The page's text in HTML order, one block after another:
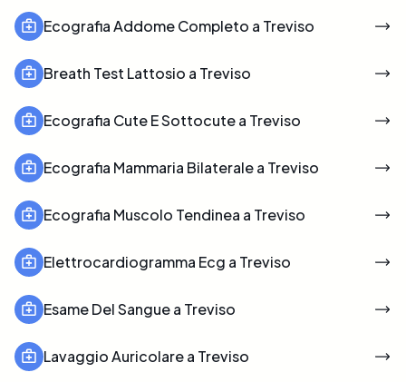
Ecografia Addome Completo a Treviso
Breath Test Lattosio a Treviso
Ecografia Cute E Sottocute a Treviso
Ecografia Mammaria Bilaterale a Treviso
Ecografia Muscolo Tendinea a Treviso
Elettrocardiogramma Ecg a Treviso
Esame Del Sangue a Treviso
Lavaggio Auricolare a Treviso